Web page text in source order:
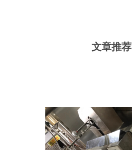
文章推荐